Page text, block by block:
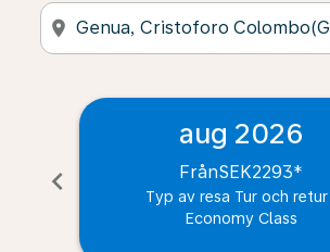
location_on
chevron_left
aug 2026
FrånSEK2293*
Typ av resa Tur och retur
Economy Class